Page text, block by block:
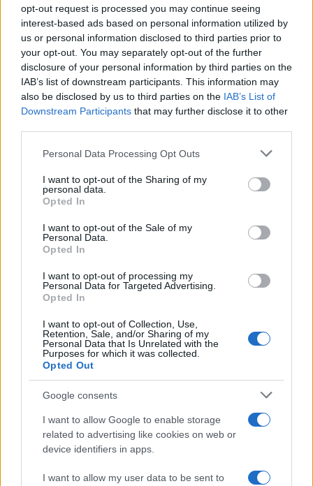
opt-out request is processed you may continue seeing
interest-based ads based on personal information utilized by
us or personal information disclosed to third parties prior to
your opt-out. You may separately opt-out of the further
disclosure of your personal information by third parties on the
IAB’s list of downstream participants. This information may
also be disclosed by us to third parties on the IAB’s List of
Downstream Participants that may further disclose it to other
Please note that this website/app uses one or more Google
not limited to your visit or usage behaviour. You may click to
grant or deny consent to Google and its third-party tags to
use your data for below specified purposes in below Google
consent section.
Personal Data Processing Opt Outs
I want to opt-out of the Sharing of my
personal data.
Opted In
I want to opt-out of the Sale of my
Personal Data.
Opted In
I want to opt-out of processing my
Personal Data for Targeted Advertising.
Opted In
I want to opt-out of Collection, Use,
Retention, Sale, and/or Sharing of my
Personal Data that Is Unrelated with the
Purposes for which it was collected.
Opted Out
Google consents
I want to allow Google to enable storage
related to advertising like cookies on web or
device identifiers in apps.
I want to allow my user data to be sent to
Continua a leggere
PEOPLE
Senza Cri e il suo percorso di guarigione: dalle
cicatrici alla libertà
Cristian Castiglioni · 8 Ago 2026